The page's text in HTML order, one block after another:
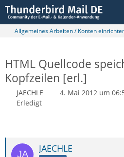
Allgemeines Arbeiten / Konten
HTML Quellcode
Kopfzeilen [erl.]
JAECHLE 4. Mai 2012 um
Erledigt
JAECHLE